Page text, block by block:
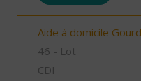
Aide à domicile
46 - Lot
CDI